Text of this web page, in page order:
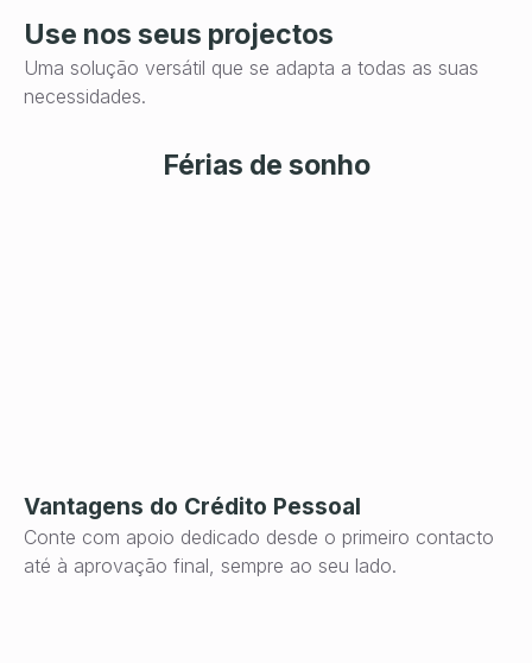
Use nos seus projectos
Uma solução versátil que se adapta a todas as suas
necessidades.
Férias de sonho
Vantagens do Crédito Pessoal
Conte com apoio dedicado desde o primeiro contacto
até à aprovação final, sempre ao seu lado.